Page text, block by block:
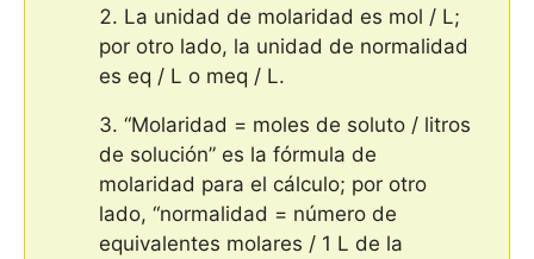
La unidad de molaridad es mol / L;
por otro lado, la unidad de normalidad
es eq / L o meq / L.
“Molaridad = moles de soluto / litros
de solución” es la fórmula de
molaridad para el cálculo; por otro
lado, “normalidad = número de
equivalentes molares / 1 L de la